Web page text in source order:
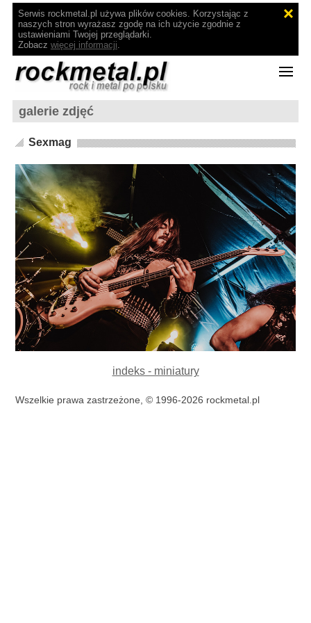
Serwis rockmetal.pl używa plików cookies. Korzystając z
naszych stron wyrażasz zgodę na ich użycie zgodnie z
ustawieniami Twojej przeglądarki.
Zobacz więcej informacji.
galerie zdjęć
Sexmag
indeks - miniatury
Wszelkie prawa zastrzeżone, © 1996-2026 rockmetal.pl